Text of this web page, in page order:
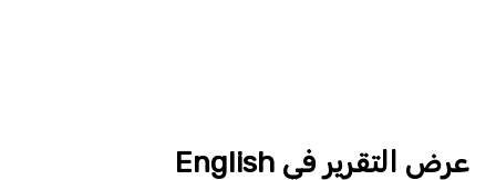
عرض التقرير في English